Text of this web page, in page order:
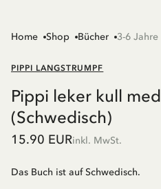
Home Shop Bücher 3-6 Jahre
PIPPI LANGSTRUMPF
Pippi leker kull
(Schwedisch)
15.90 EURinkl. MwSt.
Das Buch ist auf Schwedisch.